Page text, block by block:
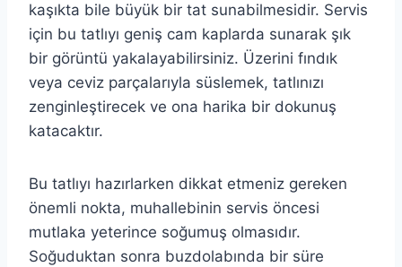
kaşıkta bile büyük bir tat sunabilmesidir. Servis
için bu tatlıyı geniş cam kaplarda sunarak şık
bir görüntü yakalayabilirsiniz. Üzerini fındık
veya ceviz parçalarıyla süslemek, tatlınızı
zenginleştirecek ve ona harika bir dokunuş
katacaktır.
Bu tatlıyı hazırlarken dikkat etmeniz gereken
önemli nokta, muhallebinin servis öncesi
mutlaka yeterince soğumuş olmasıdır.
Soğuduktan sonra buzdolabında bir süre